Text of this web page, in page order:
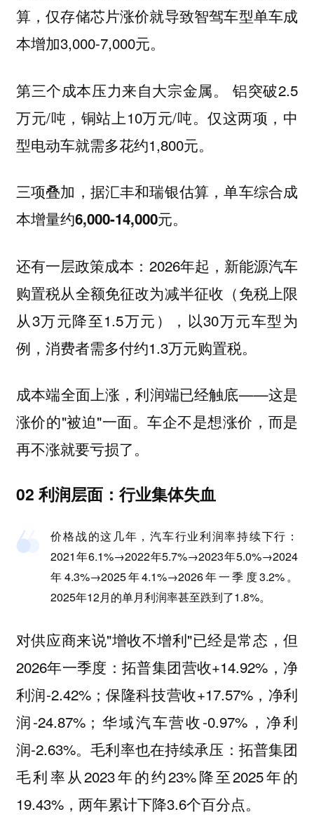
算，仅存储芯片涨价就导致智驾车型单车成
本增加3,000-7,000元。
第三个成本压力来自大宗金属。
铝突破2.5
万元/吨，铜站上10万元/吨。仅这两项，中
型电动车就需多花约1,800元。
三项叠加，据汇丰和瑞银估算，单车综合成
本增量约6,000-14,000元。
还有一层政策成本：2026年起，新能源汽车
购置税从全额免征改为减半征收（免税上限
从3万元降至1.5万元），以30万元车型为
例，消费者需多付约1.3万元购置税。
成本端全面上涨，利润端已经触底——这是
涨价的"被迫"一面。车企不是想涨价，而是
再不涨就要亏损了。
02 利润层面：行业集体失血
价格战的这几年，汽车行业利润率持续下行：
2021年6.1%→2022年5.7%→2023年5.0%→2024
年4.3%→2025年4.1%→2026年一季度3.2%。
2025年12月的单月利润率甚至跌到了1.8%。
对供应商来说"增收不增利"已经是常态，但
2026年一季度：拓普集团营收+14.92%，净
利润-2.42%；保隆科技营收+17.57%，净利
润-24.87%；华域汽车营收-0.97%，净利
润-2.63%。毛利率也在持续承压：拓普集团
毛利率从2023年的约23%降至2025年的
19.43%，两年累计下降3.6个百分点。